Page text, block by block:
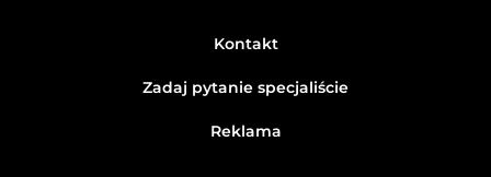
Kontakt
Zadaj pytanie specjaliście
Reklama